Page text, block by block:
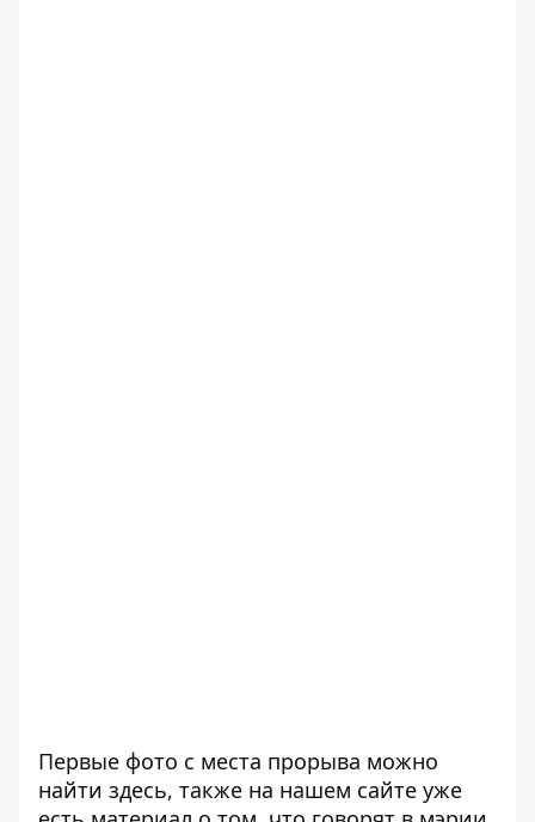
Первые фото с места прорыва можно
найти здесь, также на нашем сайте уже